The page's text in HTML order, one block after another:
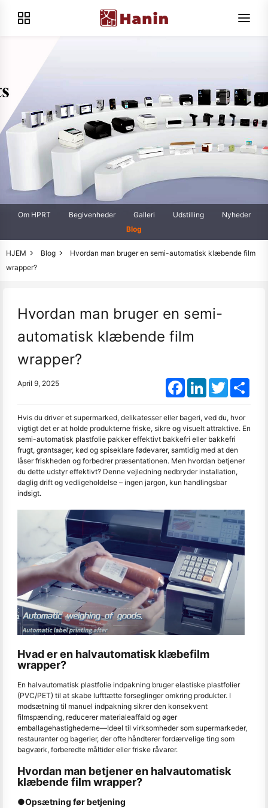
Om HPRT Begivenheder Galleri Udstilling
Nyheder
Blog
HJEM Blog
Hvordan man bruger en semi-automatisk klæbende film
wrapper?
Hvordan man bruger en semi-
automatisk klæbende film
wrapper?
April 9, 2025 FacebookLinkedInTwitter
Hvis du driver et supermarked, delikatesser eller bageri, ved du, hvor
vigtigt det er at holde produkterne friske, sikre og visuelt attraktive. En
semi-automatisk plastfolie pakker effektivt bakkefri eller bakkefri
frugt, grøntsager, kød og spiseklare fødevarer, samtidig med at den
låser friskheden og forbedrer præsentationen. Men hvordan betjener
du dette udstyr effektivt? Denne vejledning nedbryder installation,
daglig drift og vedligeholdelse – ingen jargon, kun handlingsbar
indsigt.
Hvad er en halvautomatisk klæbefilm
wrapper?
En halvautomatisk plastfolie indpakning bruger elastiske plastfolier
(PVC/PET) til at skabe lufttætte forseglinger omkring produkter. I
modsætning til manuel indpakning sikrer den konsekvent
filmspænding, reducerer materialeaffald og øger
emballagehastighederne—Ideel til virksomheder som supermarkeder,
restauranter og bagerier, der ofte håndterer fordærvelige ting som
bagværk, forberedte måltider eller friske råvarer.
Hvordan man betjener en halvautomatisk
klæbende film wrapper?
●Opsætning før betjening